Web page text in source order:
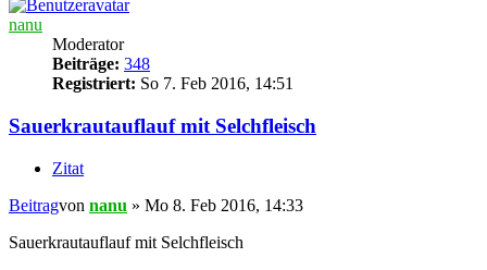
nanu
Moderator
Beiträge: 348
Registriert: So 7. Feb 2016, 14:51
Sauerkrautauflauf mit Selchfleisch
Zitat
Beitragvon nanu » Mo 8. Feb 2016, 14:33
Sauerkrautauflauf mit Selchfleisch